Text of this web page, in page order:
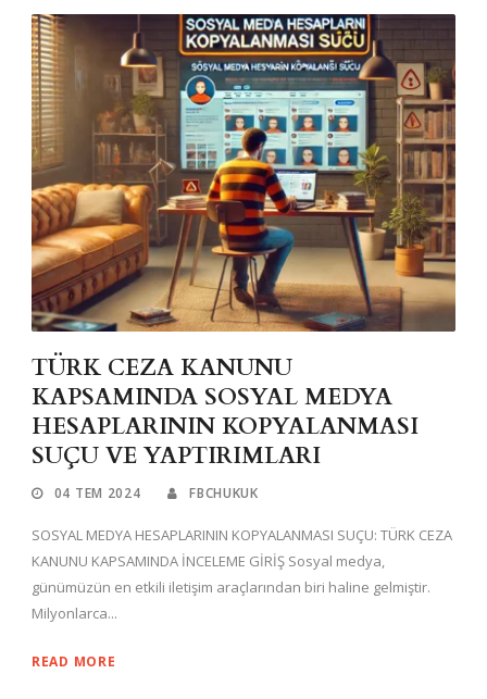
TÜRK CEZA KANUNU
KAPSAMINDA SOSYAL MEDYA
HESAPLARININ KOPYALANMASI
SUÇU VE YAPTIRIMLARI
04 TEM 2024 FBCHUKUK
SOSYAL MEDYA HESAPLARININ KOPYALANMASI SUÇU: TÜRK CEZA
KANUNU KAPSAMINDA İNCELEME GİRİŞ Sosyal medya,
günümüzün en etkili iletişim araçlarından biri haline gelmiştir.
Milyonlarca...
READ MORE